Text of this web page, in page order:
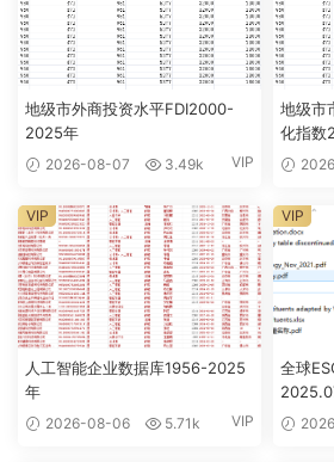
地级市外商投资水平FDI2000-
2025年
2026-08-07 3.49k VIP
地级市
化指数
人工智能企业数据库1956-2025
年
2026-08-06 5.71k VIP
VIP
全球
VIP